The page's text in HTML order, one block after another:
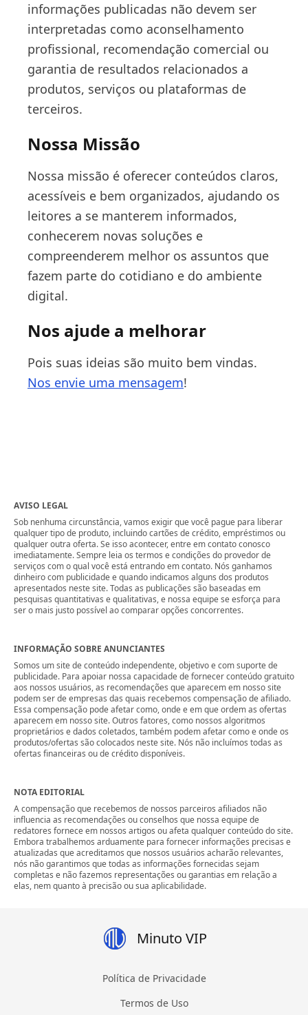
informações publicadas não devem ser
interpretadas como aconselhamento
profissional, recomendação comercial ou
garantia de resultados relacionados a
produtos, serviços ou plataformas de
terceiros.
Nossa Missão
Nossa missão é oferecer conteúdos claros,
acessíveis e bem organizados, ajudando os
leitores a se manterem informados,
conhecerem novas soluções e
compreenderem melhor os assuntos que
fazem parte do cotidiano e do ambiente
digital.
Nos ajude a melhorar
Pois suas ideias são muito bem vindas.
Nos envie uma mensagem!
AVISO LEGAL
Sob nenhuma circunstância, vamos exigir que você pague para liberar
qualquer tipo de produto, incluindo cartões de crédito, empréstimos ou
qualquer outra oferta. Se isso acontecer, entre em contato conosco
imediatamente. Sempre leia os termos e condições do provedor de
serviços com o qual você está entrando em contato. Nós ganhamos
dinheiro com publicidade e quando indicamos alguns dos produtos
apresentados neste site. Todas as publicações são baseadas em
pesquisas quantitativas e qualitativas, e nossa equipe se esforça para
ser o mais justo possível ao comparar opções concorrentes.
INFORMAÇÃO SOBRE ANUNCIANTES
Somos um site de conteúdo independente, objetivo e com suporte de
publicidade. Para apoiar nossa capacidade de fornecer conteúdo gratuito
aos nossos usuários, as recomendações que aparecem em nosso site
podem ser de empresas das quais recebemos compensação de afiliado.
Essa compensação pode afetar como, onde e em que ordem as ofertas
aparecem em nosso site. Outros fatores, como nossos algoritmos
proprietários e dados coletados, também podem afetar como e onde os
produtos/ofertas são colocados neste site. Nós não incluímos todas as
ofertas financeiras ou de crédito disponíveis.
NOTA EDITORIAL
A compensação que recebemos de nossos parceiros afiliados não
influencia as recomendações ou conselhos que nossa equipe de
redatores fornece em nossos artigos ou afeta qualquer conteúdo do site.
Embora trabalhemos arduamente para fornecer informações precisas e
atualizadas que acreditamos que nossos usuários acharão relevantes,
nós não garantimos que todas as informações fornecidas sejam
completas e não fazemos representações ou garantias em relação a
elas, nem quanto à precisão ou sua aplicabilidade.
Minuto VIP
Política de Privacidade
Termos de Uso